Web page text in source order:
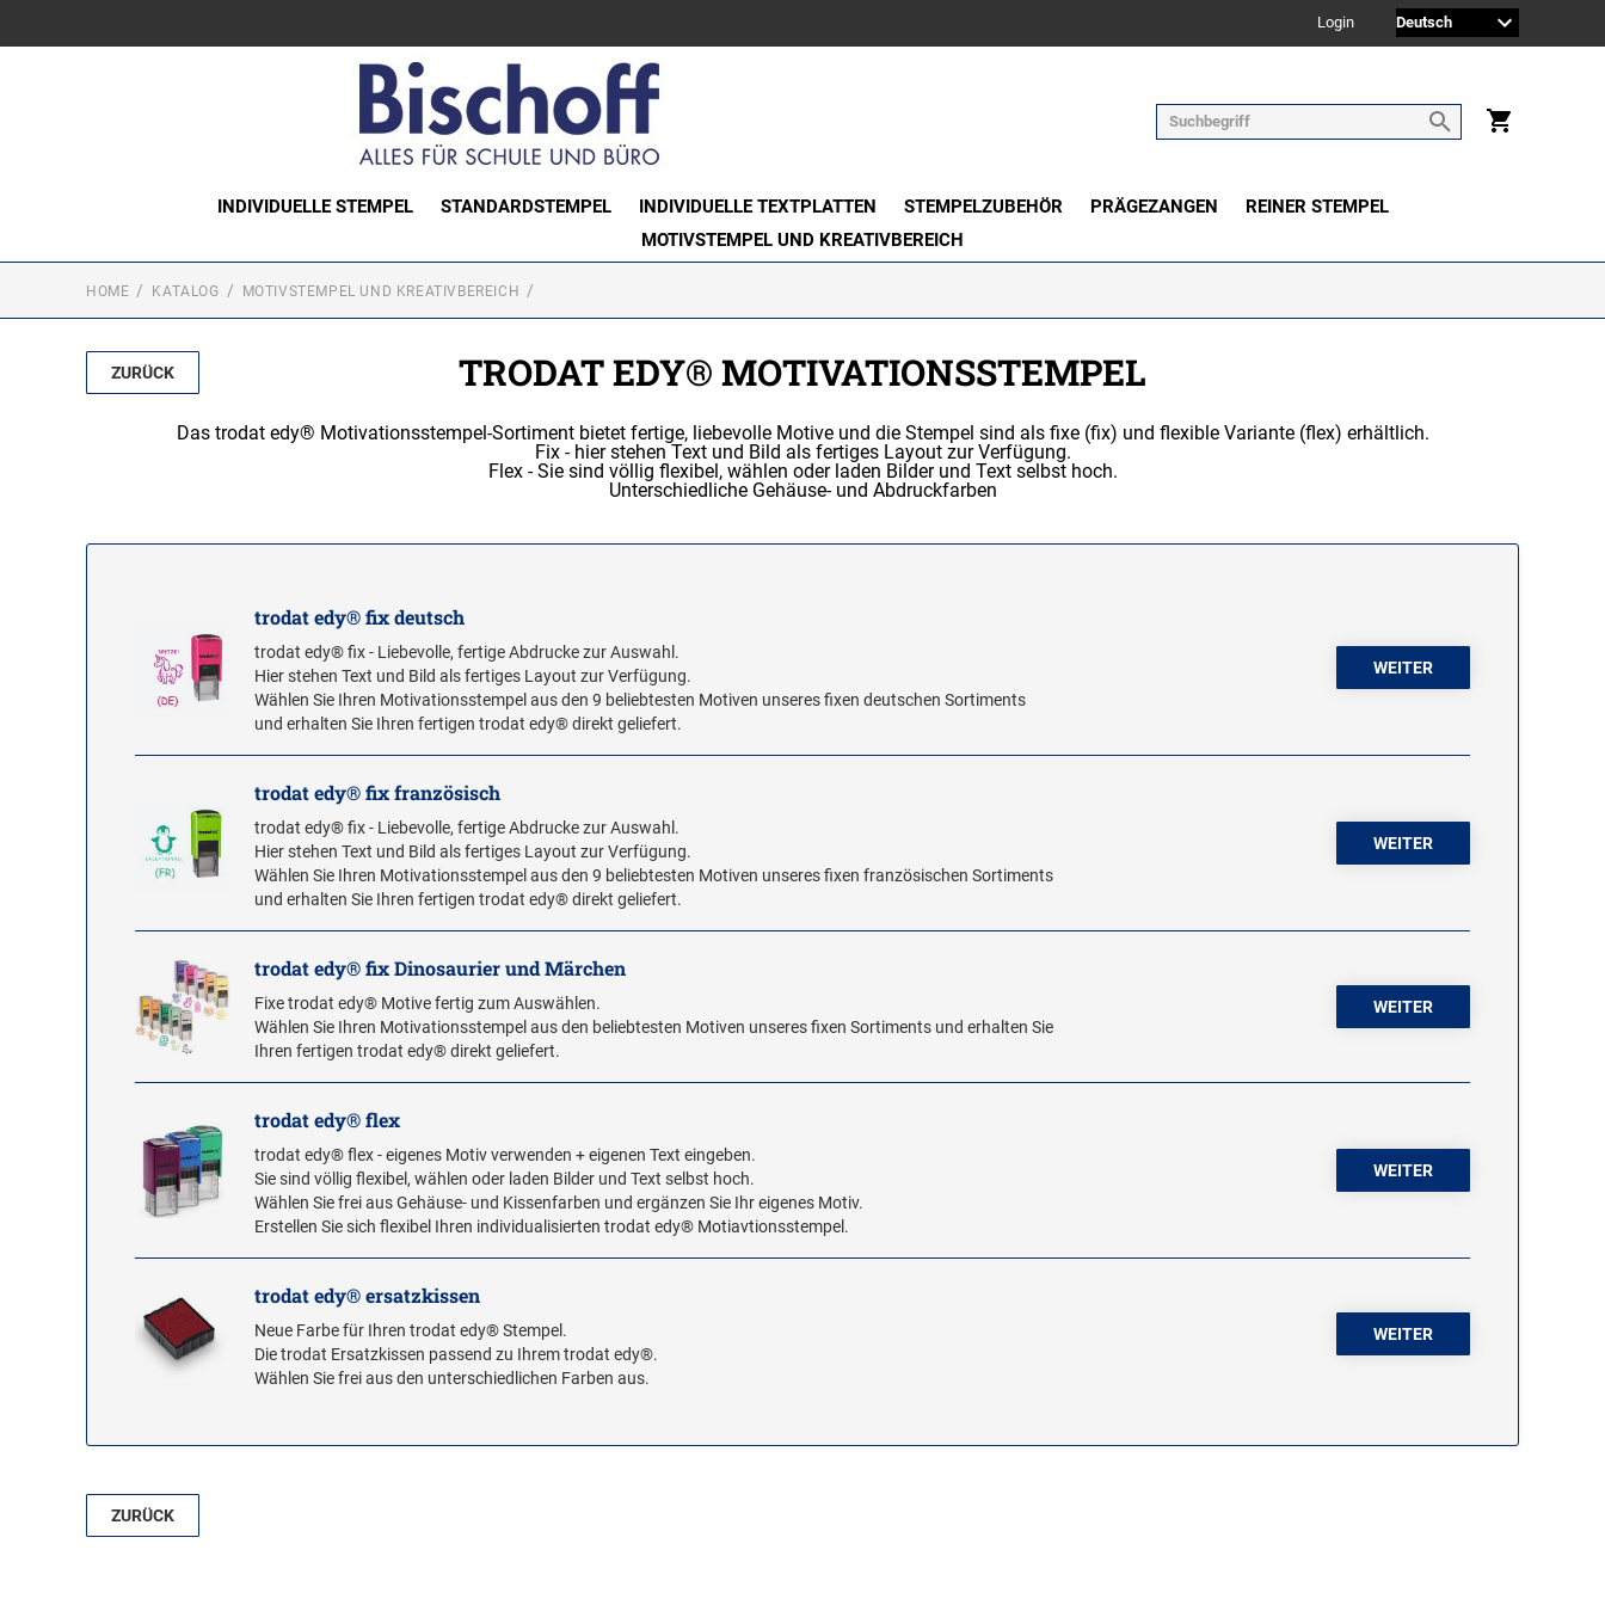
Login
INDIVIDUELLE STEMPEL STANDARDSTEMPEL INDIVIDUELLE TEXTPLATTEN STEMPELZUBEHÖR PRÄGEZANGEN
REINER STEMPEL
MOTIVSTEMPEL UND KREATIVBEREICH
HOME KATALOG MOTIVSTEMPEL UND KREATIVBEREICH
ZURÜCK TRODAT EDY® MOTIVATIONSSTEMPEL
Das trodat edy® Motivationsstempel-Sortiment bietet fertige, liebevolle Motive und die Stempel sind als fixe (fix) und flexible Variante (flex) erhältlich.
Fix - hier stehen Text und Bild als fertiges Layout zur Verfügung.
Flex - Sie sind völlig flexibel, wählen oder laden Bilder und Text selbst hoch.
Unterschiedliche Gehäuse- und Abdruckfarben
trodat edy® fix deutsch
trodat edy® fix - Liebevolle, fertige Abdrucke zur Auswahl.
Hier stehen Text und Bild als fertiges Layout zur Verfügung.
Wählen Sie Ihren Motivationsstempel aus den 9 beliebtesten Motiven unseres fixen deutschen Sortiments
und erhalten Sie Ihren fertigen trodat edy® direkt geliefert.
WEITER
trodat edy® fix französisch
trodat edy® fix - Liebevolle, fertige Abdrucke zur Auswahl.
Hier stehen Text und Bild als fertiges Layout zur Verfügung.
Wählen Sie Ihren Motivationsstempel aus den 9 beliebtesten Motiven unseres fixen französischen Sortiments
und erhalten Sie Ihren fertigen trodat edy® direkt geliefert.
WEITER
trodat edy® fix Dinosaurier und Märchen
Fixe trodat edy® Motive fertig zum Auswählen.
Wählen Sie Ihren Motivationsstempel aus den beliebtesten Motiven unseres fixen Sortiments und erhalten Sie
Ihren fertigen trodat edy® direkt geliefert.
WEITER
trodat edy® flex
trodat edy® flex - eigenes Motiv verwenden + eigenen Text eingeben.
Sie sind völlig flexibel, wählen oder laden Bilder und Text selbst hoch.
Wählen Sie frei aus Gehäuse- und Kissenfarben und ergänzen Sie Ihr eigenes Motiv.
Erstellen Sie sich flexibel Ihren individualisierten trodat edy® Motiavtionsstempel.
WEITER
trodat edy® ersatzkissen
Neue Farbe für Ihren trodat edy® Stempel.
Die trodat Ersatzkissen passend zu Ihrem trodat edy®.
Wählen Sie frei aus den unterschiedlichen Farben aus.
WEITER
ZURÜCK